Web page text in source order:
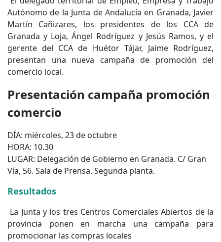
Autónomo de la Junta de Andalucía en Granada, Javier
Martín Cañizares, los presidentes de los CCA de
Granada y Loja, Ángel Rodríguez y Jesús Ramos, y el
gerente del CCA de Huétor Tájar, Jaime Rodríguez,
presentan una nueva campaña de promoción del
comercio local.
Presentación campaña promoción
comercio
DÍA: miércoles, 23 de octubre
HORA: 10.30
LUGAR: Delegación de Gobierno en Granada. C/ Gran
Vía, 56. Sala de Prensa. Segunda planta.
Resultados
La Junta y los tres Centros Comerciales Abiertos de la
provincia ponen en marcha una campaña para
promocionar las compras locales